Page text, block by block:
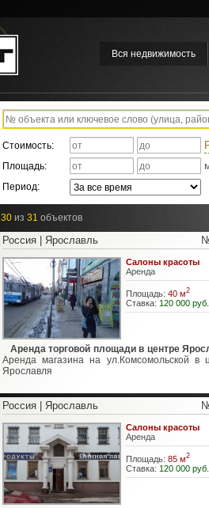
Вся недвижимость
Стоимость:
Площадь:
Период:
30 из 31 объектов
Россия | Ярославль
Салоны красоты
Аренда
Площадь: 40 м2
Ставка: 120 000 руб.
Аренда торговой площади в центре
Аренда магазина на ул.Комсомольской в
Ярославля
Россия | Ярославль
Салоны красоты
Аренда
Площадь: 85 м2
Ставка: 120 000 руб.